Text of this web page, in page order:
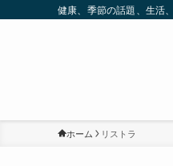
健康、季節の話題、生活
ホーム リストラ